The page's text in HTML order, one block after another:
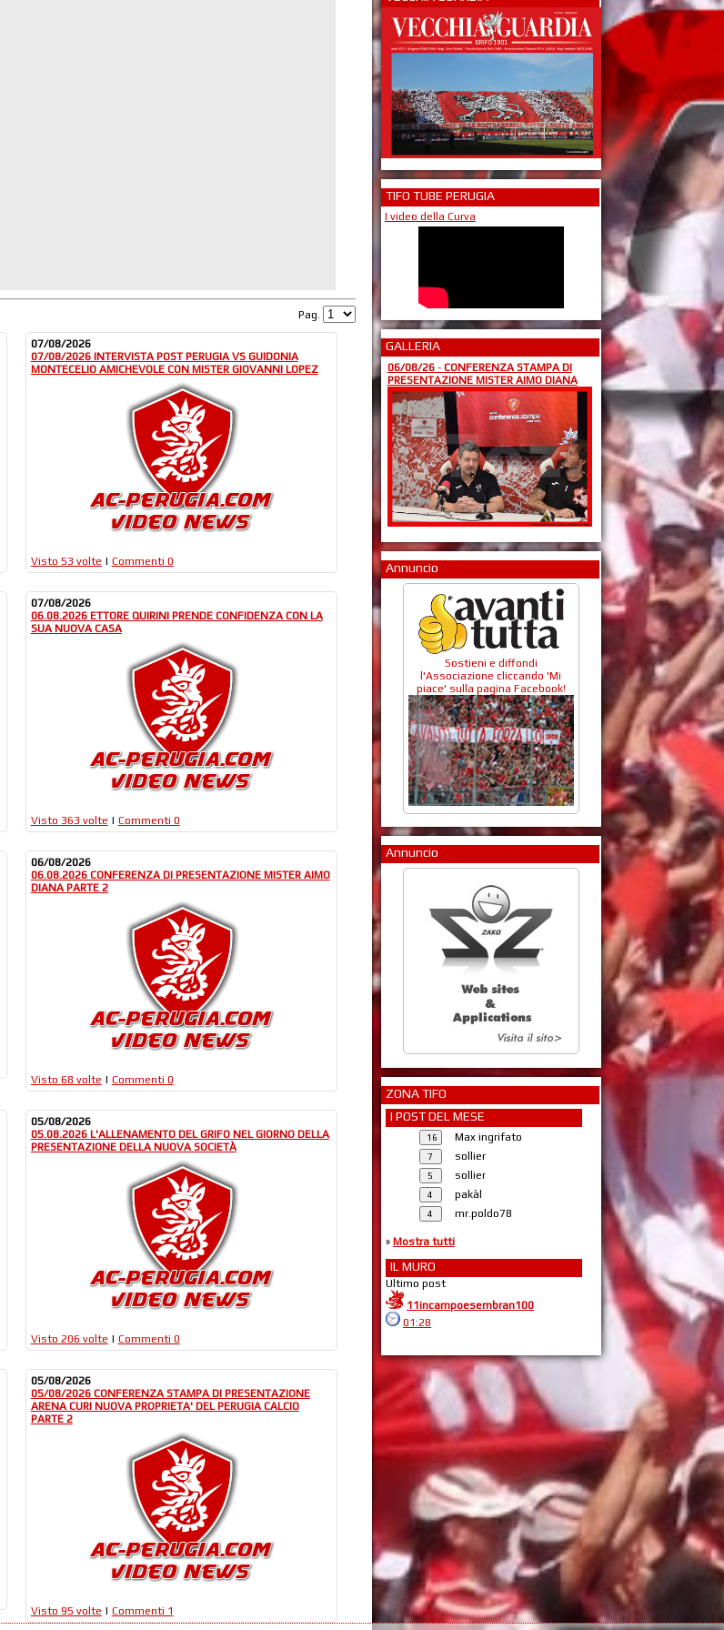
Pag.
07/08/2026
07/08/2026 INTERVISTA POST PERUGIA VS GUIDONIA
MONTECELIO AMICHEVOLE CON MISTER GIOVANNI LOPEZ
Visto 53 volte | Commenti 0
07/08/2026
06.08.2026 ETTORE QUIRINI PRENDE CONFIDENZA CON LA
SUA NUOVA CASA
Visto 363 volte | Commenti 0
06/08/2026
06.08.2026 CONFERENZA DI PRESENTAZIONE MISTER AIMO
DIANA PARTE 2
Visto 68 volte | Commenti 0
05/08/2026
05.08.2026 L'ALLENAMENTO DEL GRIFO NEL GIORNO DELLA
PRESENTAZIONE DELLA NUOVA SOCIETÀ
Visto 206 volte | Commenti 0
05/08/2026
05/08/2026 CONFERENZA STAMPA DI PRESENTAZIONE
ARENA CURI NUOVA PROPRIETA' DEL PERUGIA CALCIO
PARTE 2
Visto 95 volte | Commenti 1
TIFO TUBE PERUGIA
I video della Curva
GALLERIA
06/08/26- CONFERENZA STAMPA DI
PRESENTAZIONE MISTER AIMO DIANA
Annuncio
Sostieni e diffondi
l'Associazione cliccando 'Mi
piace' sulla pagina Facebook!
Annuncio
ZONA TIFO
I POST DEL MESE
Max ingrifato
sollier
sollier
pakàl
mr.poldo78
» Mostra tutti
IL MURO
Ultimo post
11incampoesembran100
01:28